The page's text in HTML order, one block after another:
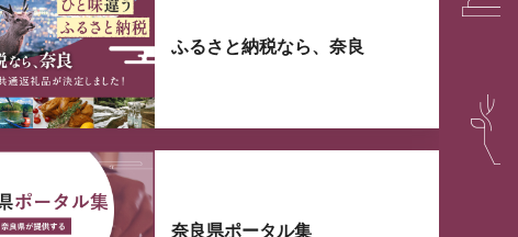
ふるさと納税なら、奈良
奈良県ポータル集